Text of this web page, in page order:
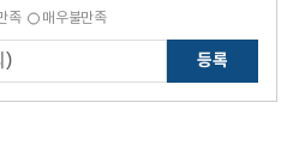
족 매우불만족
등록